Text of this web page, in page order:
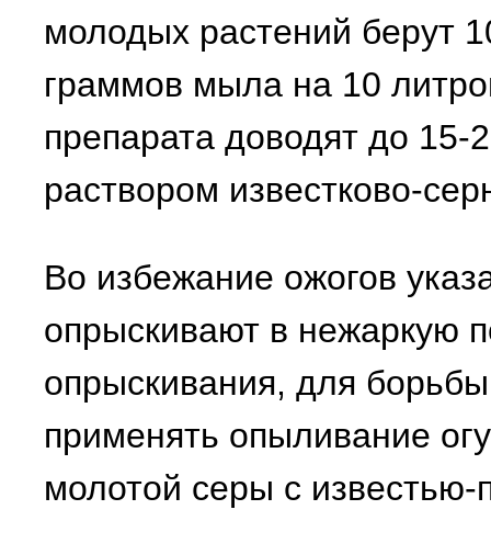
молодых растений берут
граммов мыла на 10
препарата доводят до
раствором известково-
Во избежание ожогов
опрыскивают в нежаркую
опрыскивания, для
применять опыливание
молотой серы с известью-